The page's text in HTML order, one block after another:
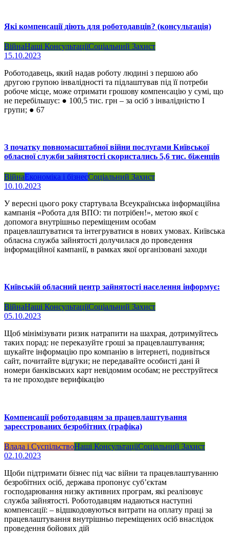
Які компенсації діють для роботодавців? (консультація)
ВійнаНаші КонсультаціїСоціальний Захист
15.10.2023
Роботодавець, який надав роботу людині з першою або
другою групою інвалідності та підлаштував під її потреби
робоче місце, може отримати грошову компенсацію у сумі, що
не перебільшує: ● 100,5 тис. грн – за осіб з інвалідністю І
групи; ● 67
З початку повномасштабної війни послугами Київської
обласної служби зайнятості скористались 5,6 тис. біженців
ВійнаЕкономіка і бізнесСоціальний Захист
10.10.2023
У вересні цього року стартувала Всеукраїнська інформаційна
кампанія «Робота для ВПО: ти потрібен!», метою якої є
допомога внутрішньо переміщеним особам
працевлаштуватися та інтегруватися в нових умовах. Київська
обласна служба зайнятості долучилася до проведення
інформаційної кампанії, в рамках якої організовані заходи
Київській обласний центр зайнятості населення інформує:
ВійнаНаші КонсультаціїСоціальний Захист
05.10.2023
Щоб мінімізувати ризик натрапити на шахрая, дотримуйтесь
таких порад: не переказуйте гроші за працевлаштування;
шукайте інформацію про компанію в інтернеті, подивіться
сайт, почитайте відгуки; не передавайте особисті дані й
номери банківських карт невідомим особам; не реєструйтеся
та не проходьте верифікацію
Компенсації роботодавцям за працевлаштування
зареєстрованих безробітних (графіка)
Влада і СуспільствоНаші КонсультаціїСоціальний Захист
02.10.2023
Щоби підтримати бізнес під час війни та працевлаштуванню
безробітних осіб, держава пропонує суб’єктам
господарювання низку активних програм, які реалізовує
служба зайнятості. Роботодавцям надаються наступні
компенсації: – відшкодовуються витрати на оплату праці за
працевлаштування внутрішньо переміщених осіб внаслідок
проведення бойових дій